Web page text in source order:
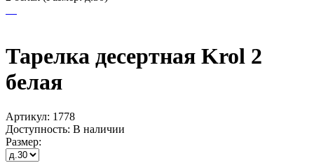
Тарелка десертная Krol 2
белая
Артикул: 1778
Доступность: В наличии
Размер: